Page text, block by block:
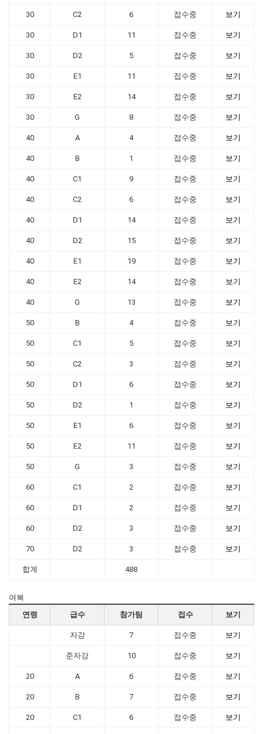
30 C2 6 접수중 보기
30 D1 11 접수중 보기
30 D2 5 접수중 보기
30 E1 11 접수중 보기
30 E2 14 접수중 보기
30 G 8 접수중 보기
40 A 4 접수중 보기
40 B 1 접수중 보기
40 C1 9 접수중 보기
40 C2 6 접수중 보기
40 D1 14 접수중 보기
40 D2 15 접수중 보기
40 E1 19 접수중 보기
40 E2 14 접수중 보기
40 G 13 접수중 보기
50 B 4 접수중 보기
50 C1 5 접수중 보기
50 C2 3 접수중 보기
50 D1 6 접수중 보기
50 D2 1 접수중 보기
50 E1 6 접수중 보기
50 E2 11 접수중 보기
50 G 3 접수중 보기
60 C1 2 접수중 보기
60 D1 2 접수중 보기
60 D2 3 접수중 보기
70 D2 3 접수중 보기
합계 488
여복
연령
급수 참가팀 접수 보기
자강 7 접수중 보기
준자강 10 접수중 보기
20 A 6 접수중 보기
20 B 7 접수중 보기
20 C1 6 접수중 보기